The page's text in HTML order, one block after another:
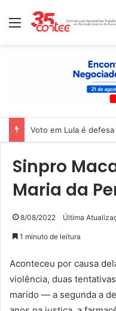
Menu
Voto em Lula é
Sinpro
Maria da
8/08/2022 Última
1 minuto de leitura
Aconteceu por causa
violência, duas
marido — a segunda a